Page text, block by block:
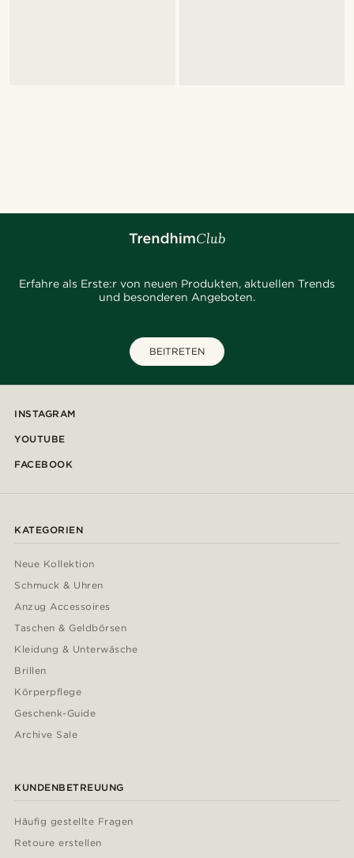
Erfahre als Erste:r von neuen Produkten, aktuellen Trends
und besonderen Angeboten.
BEITRETEN
INSTAGRAM
YOUTUBE
FACEBOOK
KATEGORIEN
Neue Kollektion
Schmuck & Uhren
Anzug Accessoires
Taschen & Geldbörsen
Kleidung & Unterwäsche
Brillen
Körperpflege
Geschenk-Guide
Archive Sale
KUNDENBETREUUNG
Häufig gestellte Fragen
Retoure erstellen